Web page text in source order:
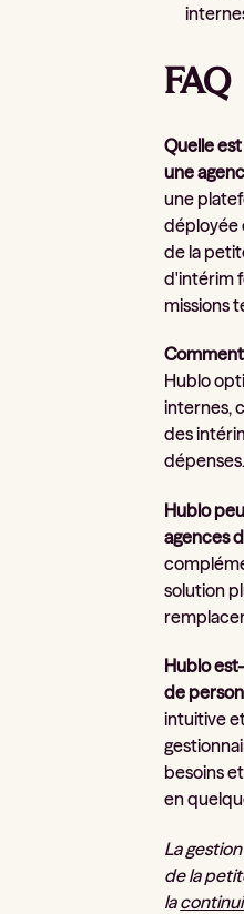
FAQ
Quelle
une
une
déployée
de la
d'intérim
missions
Hublo
internes,
des
dépenses.
Hublo
agences
solution
Hublo
de
intuitive
besoins
en
La
de la
la